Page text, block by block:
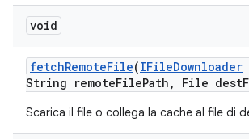
void
fetchRemoteFile(IFileDownloader
String remoteFilePath , File dest
Scarica il file o collega la cache al file di